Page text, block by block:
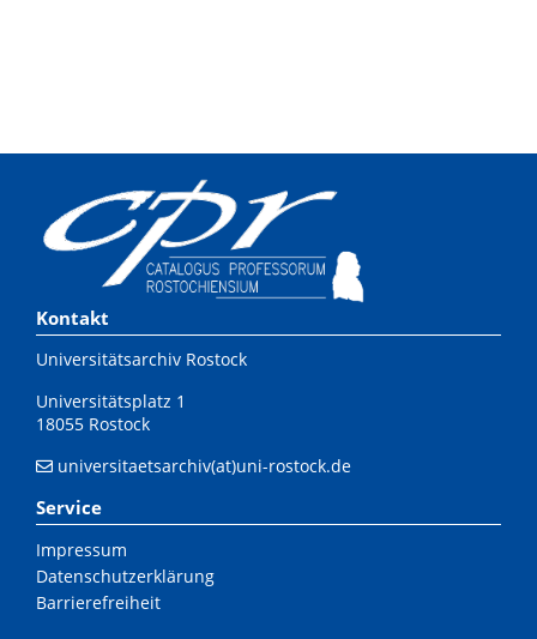
Kontakt
Universitätsarchiv Rostock
Universitätsplatz 1
18055 Rostock
universitaetsarchiv(at)uni-rostock.de
Service
Impressum
Datenschutzerklärung
Barrierefreiheit